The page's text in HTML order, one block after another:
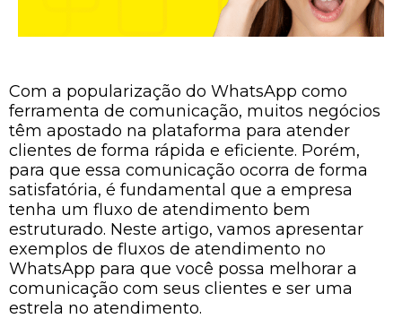
Com a popularização do WhatsApp como
ferramenta de comunicação, muitos negócios
têm apostado na plataforma para atender
clientes de forma rápida e eficiente. Porém,
para que essa comunicação ocorra de forma
satisfatória, é fundamental que a empresa
tenha um fluxo de atendimento bem
estruturado. Neste artigo, vamos apresentar
exemplos de fluxos de atendimento no
WhatsApp para que você possa melhorar a
comunicação com seus clientes e ser uma
estrela no atendimento.